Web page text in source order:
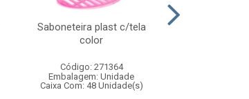
Saboneteira plast c/tela
color
Código: 271364
Embalagem: Unidade
Caixa Com: 48 Unidade(s)